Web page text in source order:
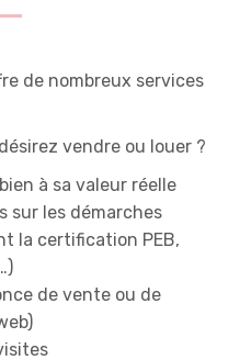
de nombreux services
vendre ou louer ?
à sa valeur réelle
sur les démarches
la certification PEB,
de vente ou de